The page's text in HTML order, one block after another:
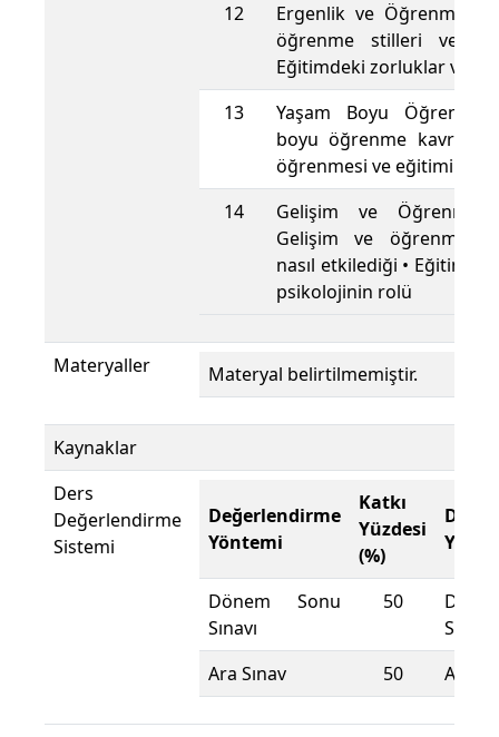
12
Ergenlik ve Öğrenme •
öğrenme stilleri ve
Eğitimdeki zorluklar ve
13
Yaşam Boyu Öğrenme
boyu öğrenme kavramı
öğrenmesi ve eğitimi
14
Gelişim ve Öğrenme
Gelişim ve
nasıl etkilediği • Eğitimde
psikolojinin rolü
Materyaller Materyal belirtilmemiştir.
Kaynaklar
Ders
Değerlendirme
Sistemi
Değerlendirme
Yöntemi
Katkı
Yüzdesi
(%)
Dönem Sonu
Sınavı
50
Sınavı
Ara Sınav
50 Ara